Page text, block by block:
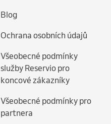
Blog
Ochrana osobních údajů
Všeobecné podmínky
služby Reservio pro
koncové zákazníky
Všeobecné podmínky pro
partnera